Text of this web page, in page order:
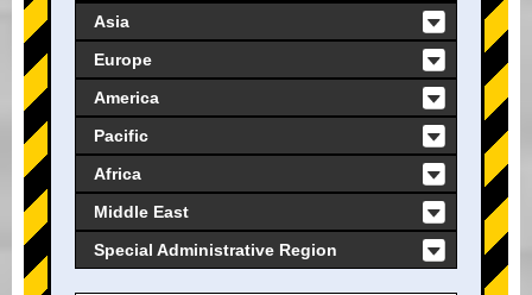
Asia
Europe
America
Pacific
Africa
Middle East
Special Administrative Region